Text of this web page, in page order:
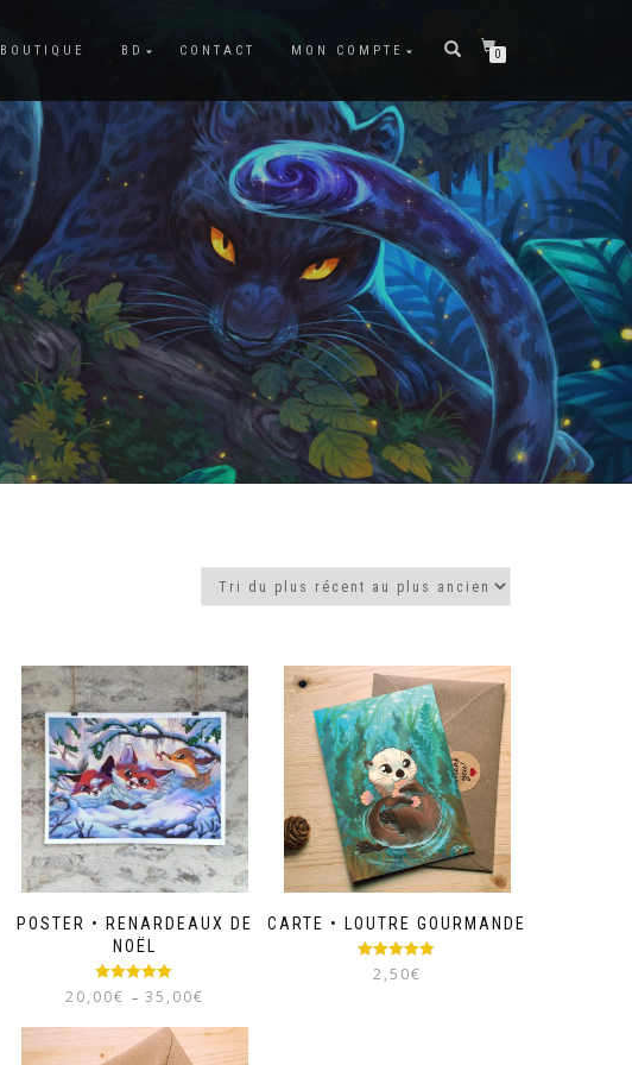
BOUTIQUE BD CONTACT MON COMPTE 0
POSTER • RENARDEAUX DE
NOËL
Note
5.00
sur 5
20,00€ – 35,00€
prix :
20,00€
Ce
produit
CARTE • LOUTRE GOURMANDE
Note 5.00
sur 5
2,50€